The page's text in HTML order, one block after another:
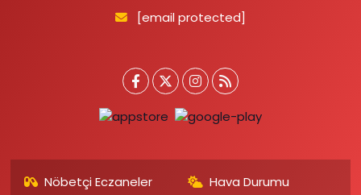
[email protected]
Nöbetçi Eczaneler Hava Durumu